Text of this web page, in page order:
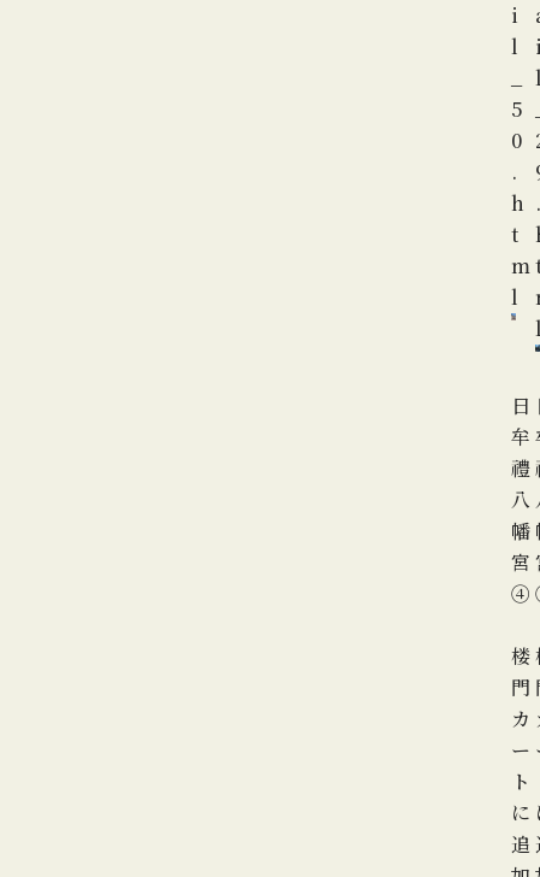
i
l
5
0
.
h
t
m
l
.
日
牟
禮
八
幡
宮
④
楼
門
カ
ー
ト
に
追